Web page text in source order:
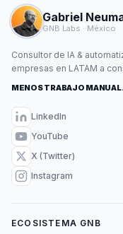
Gabriel
GNB Labs · México
Consultor de IA &
empresas en LATAM a
MENOS TRABAJO MANUAL.
LinkedIn
YouTube
X (Twitter)
Instagram
ECOSISTEMA GNB